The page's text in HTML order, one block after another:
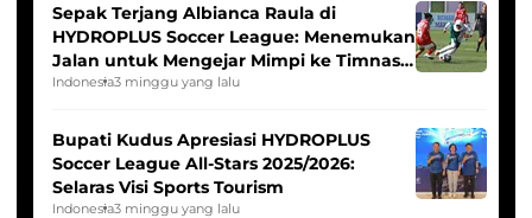
Sepak Terjang Albianca Raula di
HYDROPLUS Soccer League: Menemukan
Jalan untuk Mengejar Mimpi ke Timnas
Indonesia Putri
Indonesia3 minggu yang lalu
Bupati Kudus Apresiasi HYDROPLUS
Soccer League All-Stars 2025/2026:
Selaras Visi Sports Tourism
Indonesia3 minggu yang lalu